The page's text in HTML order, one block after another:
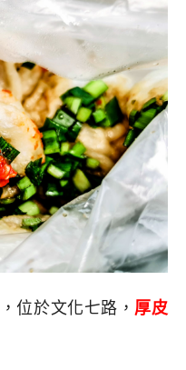
，位於文化七路， 厚皮